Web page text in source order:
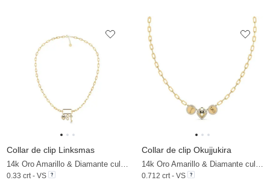
Collar de clip Linksmas
14k Oro Amarillo & Diamante cultivado en laboratorio
0.33 crt - VS
Collar de clip Okujjukira
14k Oro Amarillo & Diamante cultivado en laboratorio
0.712 crt - VS